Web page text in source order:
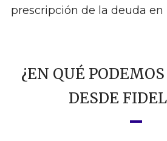
prescripción de la deuda en
¿EN QUÉ
DESDE